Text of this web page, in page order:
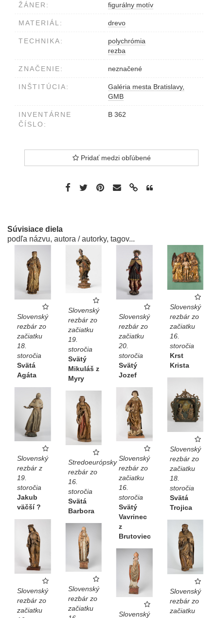
ŽÁNER: figurálny motív
MATERIÁL: drevo
TECHNIKA:
polychrómia
rezba
ZNAČENIE: neznačené
INŠTITÚCIA:
Galéria mesta Bratislavy,
GMB
INVENTÁRNE
ČÍSLO:
B 362
Pridať medzi obľúbené
Súvisiace diela
podľa názvu, autora / autorky, tagov...
Slovenský
rezbár zo
začiatku
18.
storočia
Svätá
Agáta
Slovenský
rezbár zo
začiatku
19.
storočia
Svätý
Mikuláš z
Myry
Slovenský
rezbár zo
začiatku
20.
storočia
Svätý
Jozef
Slovenský
rezbár zo
začiatku
16.
storočia
Krst
Krista
Slovenský
rezbár zo
začiatku
18.
storočia
Svätá
Trojica
Slovenský
rezbár z
19.
storočia
Jakub
väčší ?
Slovenský
rezbár zo
začiatku
16.
storočia
Svätý
Vavrinec
z
Brutoviec
Stredoeurópsky
rezbár zo
16.
storočia
Svätá
Barbora
Slovenský
rezbár zo
začiatku
Slovenský
rezbár zo
začiatku
Slovenský
rezbár zo
začiatku
Slovenský